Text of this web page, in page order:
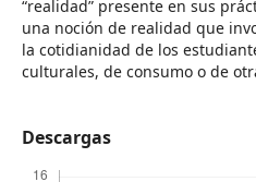
“realidad” presente en sus
una noción de realidad que
la cotidianidad de los
culturales, de consumo o de
Descargas